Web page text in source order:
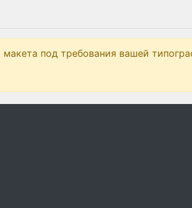
под требования вашей